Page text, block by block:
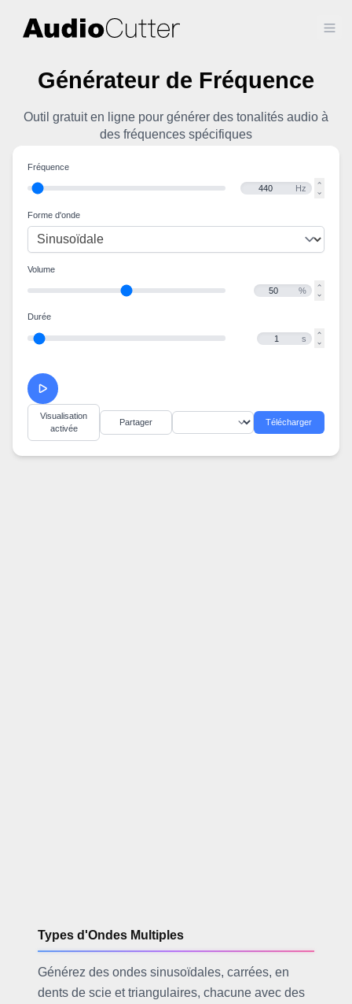
Générateur de Fréquence
Outil gratuit en ligne pour générer des tonalités audio à
des fréquences spécifiques
Fréquence
Hz
Forme d'onde
Volume
%
Durée
s
Visualisation
activée
Partager Télécharger
Types d'Ondes Multiples
Générez des ondes sinusoïdales, carrées, en
dents de scie et triangulaires, chacune avec des